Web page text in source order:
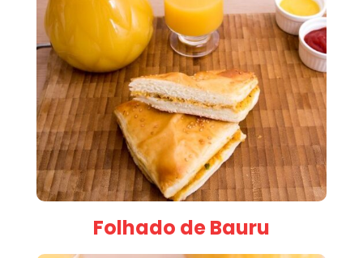
Folhado de Bauru